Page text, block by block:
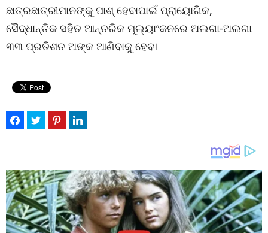
ଛାତ୍ରଛାତ୍ରୀମାନଙ୍କୁ ପାଶ୍ ହେବାପାଇଁ ପ୍ରାୟୋଗିକ,
ସୈଦ୍ଧାନ୍ତିକ ସହିତ ଆନ୍ତରିକ ମୂଲ୍ୟାଂକନରେ ଅଲଗା-ଅଲଗା
୩୩ ପ୍ରତିଶତ ଅଙ୍କ ଆଣିବାକୁ ହେବ।